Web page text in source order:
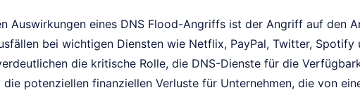
Auswirkungen eines DNS Flood-Angriffs ist der Angriff auf den
bei wichtigen Diensten wie Netflix, PayPal, Twitter, Spotify
die kritische Rolle, die DNS-Dienste für die
potenziellen finanziellen Verluste für Unternehmen, die von